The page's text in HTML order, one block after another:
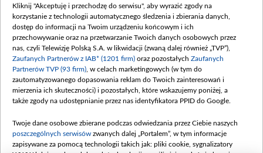
(wpłata wrzesień 100 mln, październik 350
mln, listopad 265 mln)
Dofinansowanie 48 862 000,00 PLN
Data podpisania umowy: GRUDZIEŃ 2025
(wpłata grudzień 60,548 mln)
Dofinansowanie 900 000 000,00 PLN
Data podpisania umowy: LUTY 2026 (wpłata
kwiecień 180 mln, 7 maja 180 mln, 8
czerwca 90 mln)
Kliknij "Akceptuję i przechodzę do serwisu", aby wyrazić zgody na
korzystanie z technologii automatycznego śledzenia i zbierania danych,
dostęp do informacji na Twoim urządzeniu końcowym i ich
przechowywanie oraz na przetwarzanie Twoich danych osobowych przez
nas, czyli Telewizję Polską S.A. w likwidacji (zwaną dalej również „TVP”),
Zaufanych Partnerów z IAB* (1201 firm) oraz pozostałych Zaufanych
Partnerów TVP (93 firm) , w celach marketingowych (w tym do
zautomatyzowanego dopasowania reklam do Twoich zainteresowań i
mierzenia ich skuteczności) i pozostałych, które wskazujemy poniżej, a
także zgody na udostępnianie przez nas identyfikatora PPID do Google.
Twoje dane osobowe zbierane podczas odwiedzania przez Ciebie naszych
poszczególnych serwisów zwanych dalej „Portalem”, w tym informacje
zapisywane za pomocą technologii takich jak: pliki cookie, sygnalizatory